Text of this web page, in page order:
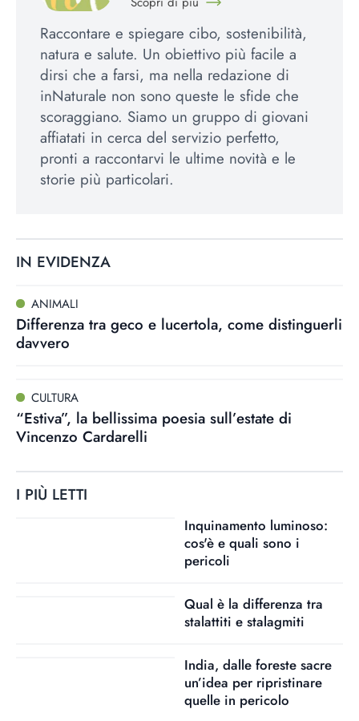
Raccontare e spiegare cibo, sostenibilità,
natura e salute. Un obiettivo più facile a
dirsi che a farsi, ma nella redazione di
inNaturale non sono queste le sfide che
scoraggiano. Siamo un gruppo di giovani
affiatati in cerca del servizio perfetto,
pronti a raccontarvi le ultime novità e le
storie più particolari.
IN EVIDENZA
ANIMALI
Differenza tra geco e lucertola, come distinguerli
davvero
CULTURA
“Estiva”, la bellissima poesia sull’estate di
Vincenzo Cardarelli
I PIÙ LETTI
Inquinamento luminoso:
cos'è e quali sono i
pericoli
Qual è la differenza tra
stalattiti e stalagmiti
India, dalle foreste sacre
un’idea per ripristinare
quelle in pericolo